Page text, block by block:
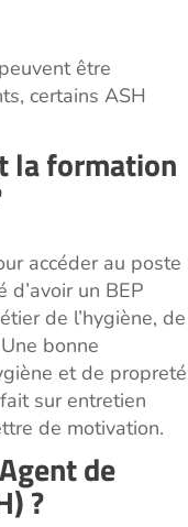
peuvent être
certains ASH
la formation
accéder au poste
un BEP
de l’hygiène, de
bonne
et de propreté
sur entretien
de motivation.
de
?